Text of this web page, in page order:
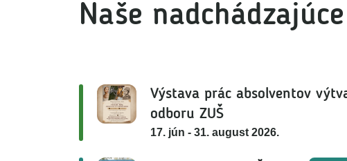
Naše
Výstava prác absolventov
odboru ZUŠ
17. jún - 31. august 2026.